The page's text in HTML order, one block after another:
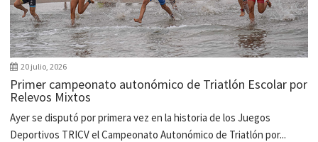
20 julio, 2026
Primer campeonato autonómico de Triatlón Escolar por
Relevos Mixtos
Ayer se disputó por primera vez en la historia de los Juegos
Deportivos TRICV el Campeonato Autonómico de Triatlón por...